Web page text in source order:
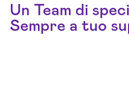
Un Team di
Sempre a tuo